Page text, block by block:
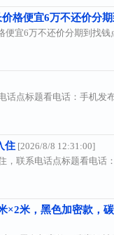
格便宜6万不还价分
便宜6万不还价分期到找
话点标题看电话：手机发
住 [2026/8/8 12:31:00]
，联系电话点标题看电话
×2米，黑色加密款，